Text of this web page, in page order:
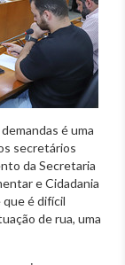
é uma
secretários
da Secretaria
e Cidadania
que é difícil
de rua, uma